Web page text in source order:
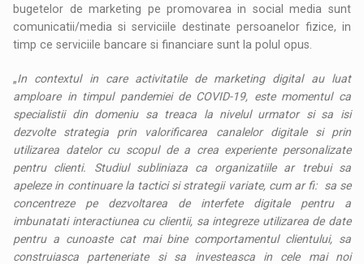
bugetelor de marketing pe promovarea in social media sunt
comunicatii/media si serviciile destinate persoanelor fizice, in
timp ce serviciile bancare si financiare sunt la polul opus.
„In contextul in care activitatile de marketing digital au luat
amploare in timpul pandemiei de COVID-19, este momentul ca
specialistii din domeniu sa treaca la nivelul urmator si sa isi
dezvolte strategia prin valorificarea canalelor digitale si prin
utilizarea datelor cu scopul de a crea experiente personalizate
pentru clienti. Studiul subliniaza ca organizatiile ar trebui sa
apeleze in continuare la tactici si strategii variate, cum ar fi: sa se
concentreze pe dezvoltarea de interfete digitale pentru a
imbunatati interactiunea cu clientii, sa integreze utilizarea de date
pentru a cunoaste cat mai bine comportamentul clientului, sa
construiasca parteneriate si sa investeasca in cele mai noi